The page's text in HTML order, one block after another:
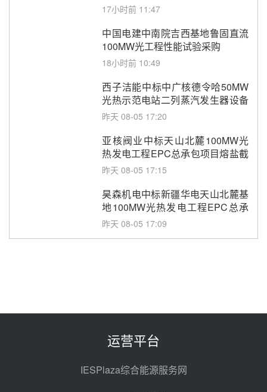
17小时前 11:47
中国电建中南院吉西基地鲁固直流
100MW光工程性能试验采购
18小时前 10:49
西子洁能中标中广核德令哈50MW
光热示范电站二列蒸汽发生器设备
采购
昨天 08-05 17:20
亚核阀业中标天山北麓100MW光
热发电工程EPC总承包项目熔盐截
止阀、熔盐三偏心蝶阀采购
昨天 08-05 17:15
昊森机电中标新疆华电天山北麓基
地100MW光热发电工程EPC总承
包项目熔盐介质超声波流量计采购
昨天 08-05 17:09
电机组灵活性改造项目三元液态盐
2026-2029年熔盐介质框架协议
运营平台
IESPlaza综合能源服务网